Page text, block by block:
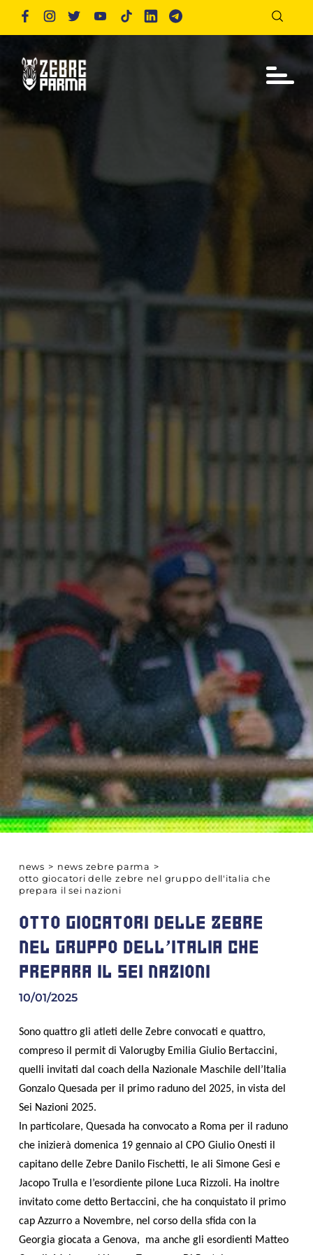
news > news zebre parma >
otto giocatori delle zebre nel gruppo dell'italia che
prepara il sei nazioni
OTTO GIOCATORI DELLE ZEBRE
NEL GRUPPO DELL'ITALIA CHE
PREPARA IL SEI NAZIONI
10/01/2025
Sono quattro gli atleti delle Zebre convocati e quattro,
compreso il permit di Valorugby Emilia Giulio Bertaccini,
quelli invitati dal coach della Nazionale Maschile dell’Italia
Gonzalo Quesada per il primo raduno del 2025, in vista del
Sei Nazioni 2025.
In particolare, Quesada ha convocato a Roma per il raduno
che inizierà domenica 19 gennaio al CPO Giulio Onesti il
capitano delle Zebre Danilo Fischetti, le ali Simone Gesi e
Jacopo Trulla e l’esordiente pilone Luca Rizzoli. Ha inoltre
invitato come detto Bertaccini, che ha conquistato il primo
cap Azzurro a Novembre, nel corso della sfida con la
Georgia giocata a Genova, ma anche gli esordienti Matteo